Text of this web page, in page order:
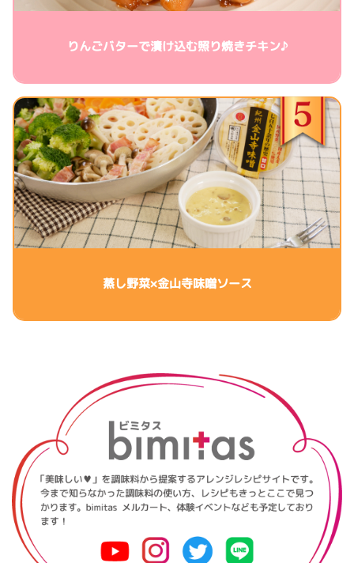
りんごバターで漬け込む照り焼きチキン♪
蒸し野菜×金山寺味噌ソース